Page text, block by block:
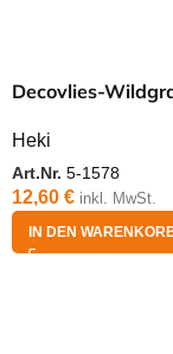
Decovlies-
Heki
Art.Nr. 5-1578
12,60 € inkl. MwSt.
IN DEN